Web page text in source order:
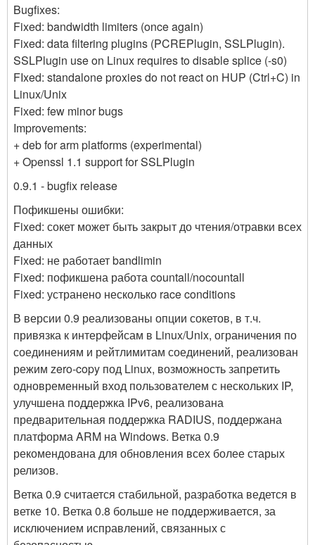
Bugfixes:
Fixed: bandwidth limiters (once again)
Fixed: data filtering plugins (PCREPlugin, SSLPlugin).
SSLPlugin use on Linux requires to disable splice (-s0)
FIxed: standalone proxies do not react on HUP (Ctrl+C) in
Linux/Unix
Fixed: few minor bugs
Improvements:
+ deb for arm platforms (experimental)
+ Openssl 1.1 support for SSLPlugin
0.9.1 - bugfix release
Пофикшены ошибки:
Fixed: сокет может быть закрыт до чтения/отравки всех
данных
Fixed: не работает bandlimin
Fixed: пофикшена работа countall/nocountall
Fixed: устранено несколько race conditions
В версии 0.9 реализованы опции сокетов, в т.ч.
привязка к интерфейсам в Linux/Unix, ограничения по
соединениям и рейтлимитам соединений, реализован
режим zero-copy под Linux, возможность запретить
одновременный вход пользователем с нескольких IP,
улучшена поддержка IPv6, реализована
предварительная поддержка RADIUS, поддержана
платформа ARM на Windows. Ветка 0.9
рекомендована для обновления всех более старых
релизов.
Ветка 0.9 считается стабильной, разработка ведется в
ветке 10. Ветка 0.8 больше не поддерживается, за
исключением исправлений, связанных с